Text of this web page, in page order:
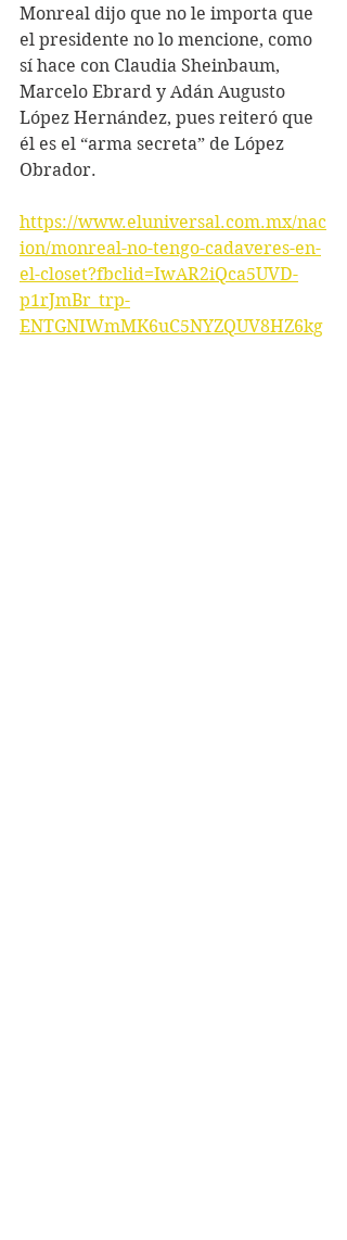
Monreal dijo que no le importa que
el presidente no lo mencione, como
sí hace con Claudia Sheinbaum,
Marcelo Ebrard y Adán Augusto
López Hernández, pues reiteró que
él es el “arma secreta” de López
Obrador.
https://www.eluniversal.com.mx/nac
ion/monreal-no-tengo-cadaveres-en-
el-closet?fbclid=IwAR2iQca5UVD-
p1rJmBr_trp-
ENTGNIWmMK6uC5NYZQUV8HZ6kg